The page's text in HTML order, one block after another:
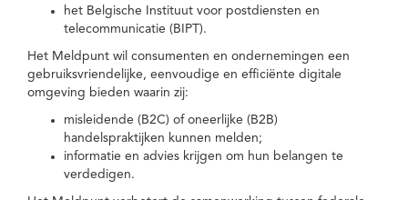
het Belgische Instituut voor postdiensten en
telecommunicatie (BIPT).
Het Meldpunt wil consumenten en ondernemingen een
gebruiksvriendelijke, eenvoudige en efficiënte digitale
omgeving bieden waarin zij:
misleidende (B2C) of oneerlijke (B2B)
handelspraktijken kunnen melden;
informatie en advies krijgen om hun belangen te
verdedigen.